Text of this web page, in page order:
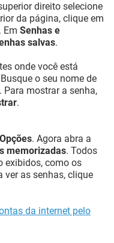
direito selecione
da página, clique em
. Em Senhas e
salvas.
onde você está
o seu nome de
Para mostrar a senha,
.
Opções. Agora abra a
memorizadas. Todos
exibidos, como os
ver as senhas, clique
da internet pelo